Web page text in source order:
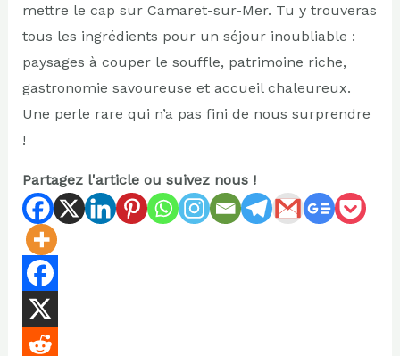
mettre le cap sur Camaret-sur-Mer. Tu y trouveras
tous les ingrédients pour un séjour inoubliable :
paysages à couper le souffle, patrimoine riche,
gastronomie savoureuse et accueil chaleureux.
Une perle rare qui n’a pas fini de nous surprendre
!
Partagez l'article ou suivez nous !